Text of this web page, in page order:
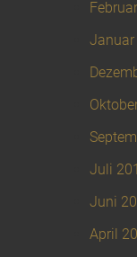
Januar
Juli
Juni
April